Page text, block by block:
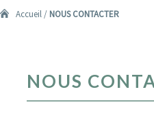
Accueil/ NOUS CONTACTER
CONTACTER
NOUS